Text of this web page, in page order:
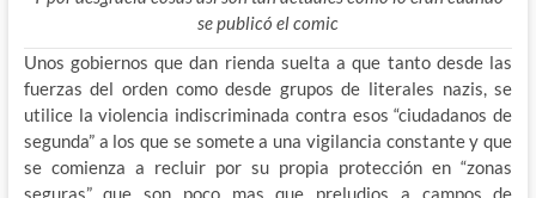
se publicó el comic
Unos gobiernos que dan rienda suelta a que tanto desde las
fuerzas del orden como desde grupos de literales nazis, se
utilice la violencia indiscriminada contra esos “ciudadanos de
segunda” a los que se somete a una vigilancia constante y que
se comienza a recluir por su propia protección en “zonas
seguras” que son poco mas que preludios a campos de